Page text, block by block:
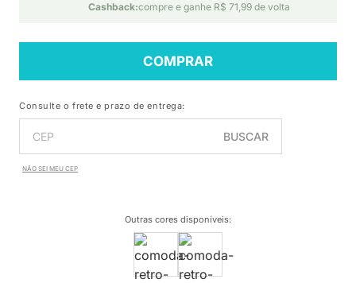
Cashback:compre e ganhe R$ 71,99 de volta
COMPRAR
Consulte o frete e prazo de entrega:
BUSCAR
NÃO SEI MEU CEP
Outras cores disponíveis: